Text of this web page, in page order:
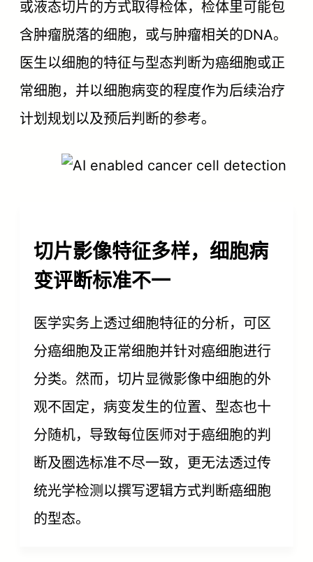
或液态切片的方式取得检体，检体里可能包
含肿瘤脱落的细胞，或与肿瘤相关的DNA。
医生以细胞的特征与型态判断为癌细胞或正
常细胞，并以细胞病变的程度作为后续治疗
计划规划以及预后判断的参考。
切片影像特征多样，细胞病
变评断标准不一
医学实务上透过细胞特征的分析，可区
分癌细胞及正常细胞并针对癌细胞进行
分类。然而，切片显微影像中细胞的外
观不固定，病变发生的位置、型态也十
分随机，导致每位医师对于癌细胞的判
断及圈选标准不尽一致，更无法透过传
统光学检测以撰写逻辑方式判断癌细胞
的型态。